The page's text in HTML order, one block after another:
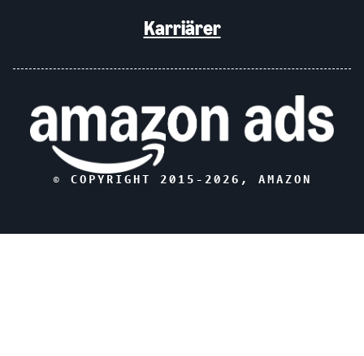
Karriärer
© COPYRIGHT 2015- 2026 , AMAZON